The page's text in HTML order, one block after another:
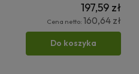
197,59 zł
Cena netto: 160,64 zł
Do koszyka